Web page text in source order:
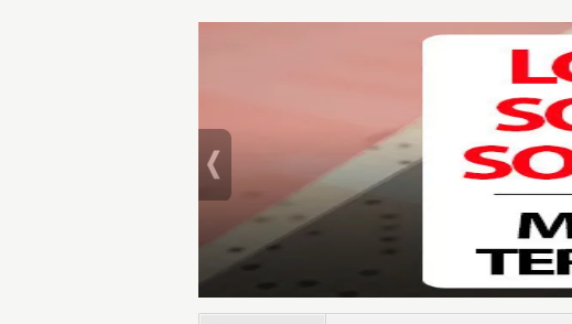
Emlak Vergisinde Yeni Dönem! Ev